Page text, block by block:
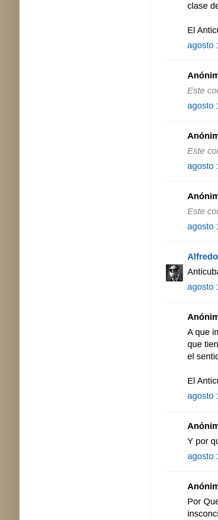
clase
El
agosto
Este
agosto
Este
agosto
Este
agosto
agosto
A que
que
el
El
agosto
Y por
agosto
Por